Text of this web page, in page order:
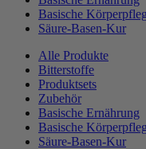
Basische
Säure-Basen-Kur
Alle Produkte
Bitterstoffe
Produktsets
Zubehör
Basische Ernährung
Basische
Säure-Basen-Kur